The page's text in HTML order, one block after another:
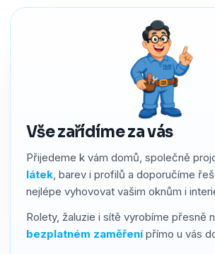
Vše zařídíme za vás
Přijedeme k vám domů, společně
látek, barev i profilů a doporučíme
nejlépe vyhovovat vašim oknům i
Rolety, žaluzie i sítě vyrobíme přesně
bezplatném zaměření přímo u vás
podle typu stínění. Používáme kvalitní
zpracování, a pokud by přesto bylo
náš servis vyřídíme rychle a férově.